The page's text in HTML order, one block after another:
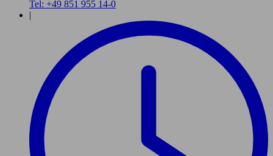
Tel: +49 851 955 14-0
|